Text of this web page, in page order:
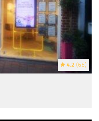
4.2 (66)